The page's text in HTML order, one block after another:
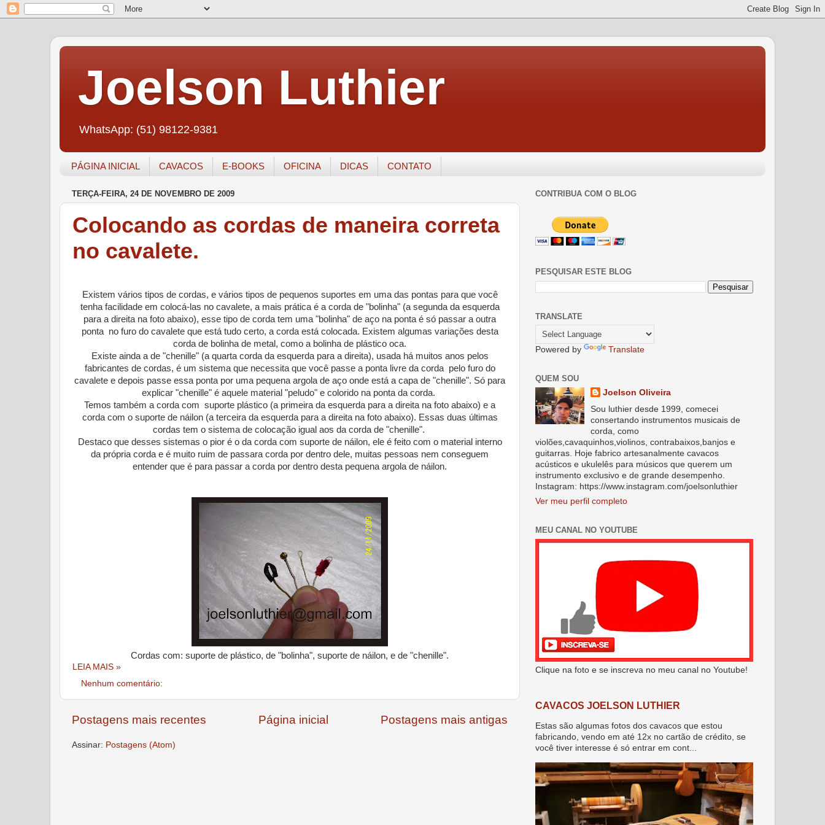
Joelson Luthier
WhatsApp: (51) 98122-9381
PÁGINA INICIAL CAVACOS E-BOOKS OFICINA DICAS CONTATO
TERÇA-FEIRA, 24 DE NOVEMBRO DE 2009
Colocando as cordas de maneira correta
no cavalete.
Existem vários tipos de cordas, e vários tipos de pequenos suportes em uma das pontas para que você
tenha facilidade em colocá-las no cavalete, a mais prática é a corda de "bolinha" (a segunda da esquerda
para a direita na foto abaixo), esse tipo de corda tem uma "bolinha" de aço na ponta é só passar a outra
ponta no furo do cavalete que está tudo certo, a corda está colocada. Existem algumas variações desta
corda de bolinha de metal, como a bolinha de plástico oca.
Existe ainda a de "chenille" (a quarta corda da esquerda para a direita), usada há muitos anos pelos
fabricantes de cordas, é um sistema que necessita que você passe a ponta livre da corda pelo furo do
cavalete e depois passe essa ponta por uma pequena argola de aço onde está a capa de "chenille". Só para
explicar "chenille" é aquele material "peludo" e colorido na ponta da corda.
Temos também a corda com suporte plástico (a primeira da esquerda para a direita na foto abaixo) e a
corda com o suporte de náilon (a terceira da esquerda para a direita na foto abaixo). Essas duas últimas
cordas tem o sistema de colocação igual aos da corda de "chenille".
Destaco que desses sistemas o pior é o da corda com suporte de náilon, ele é feito com o material interno
da própria corda e é muito ruim de passara corda por dentro dele, muitas pessoas nem conseguem
entender que é para passar a corda por dentro desta pequena argola de náilon.
Cordas com: suporte de plástico, de "bolinha", suporte de náilon, e de "chenille".
LEIA MAIS »
Nenhum comentário:
Postagens mais recentes Postagens mais antigas
Página inicial
Assinar: Postagens (Atom)
CONTRIBUA COM O BLOG
PESQUISAR ESTE BLOG
TRANSLATE
Powered by Translate
QUEM SOU
Joelson Oliveira
Sou luthier desde 1999, comecei
consertando instrumentos musicais de
corda, como
violões,cavaquinhos,violinos, contrabaixos,banjos e
guitarras. Hoje fabrico artesanalmente cavacos
acústicos e ukulelês para músicos que querem um
instrumento exclusivo e de grande desempenho.
Instagram: https://www.instagram.com/joelsonluthier
Ver meu perfil completo
MEU CANAL NO YOUTUBE
Clique na foto e se inscreva no meu canal no Youtube!
CAVACOS JOELSON LUTHIER
Estas são algumas fotos dos cavacos que estou
fabricando, vendo em até 12x no cartão de crédito, se
você tiver interesse é só entrar em cont...